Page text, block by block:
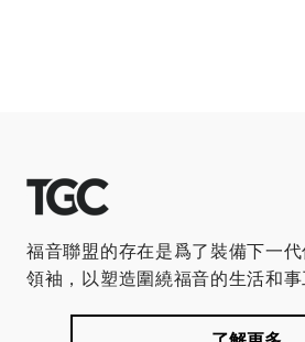
福音聯盟的存在是爲了裝備下一
領袖，以塑造圍繞福音的生活和事